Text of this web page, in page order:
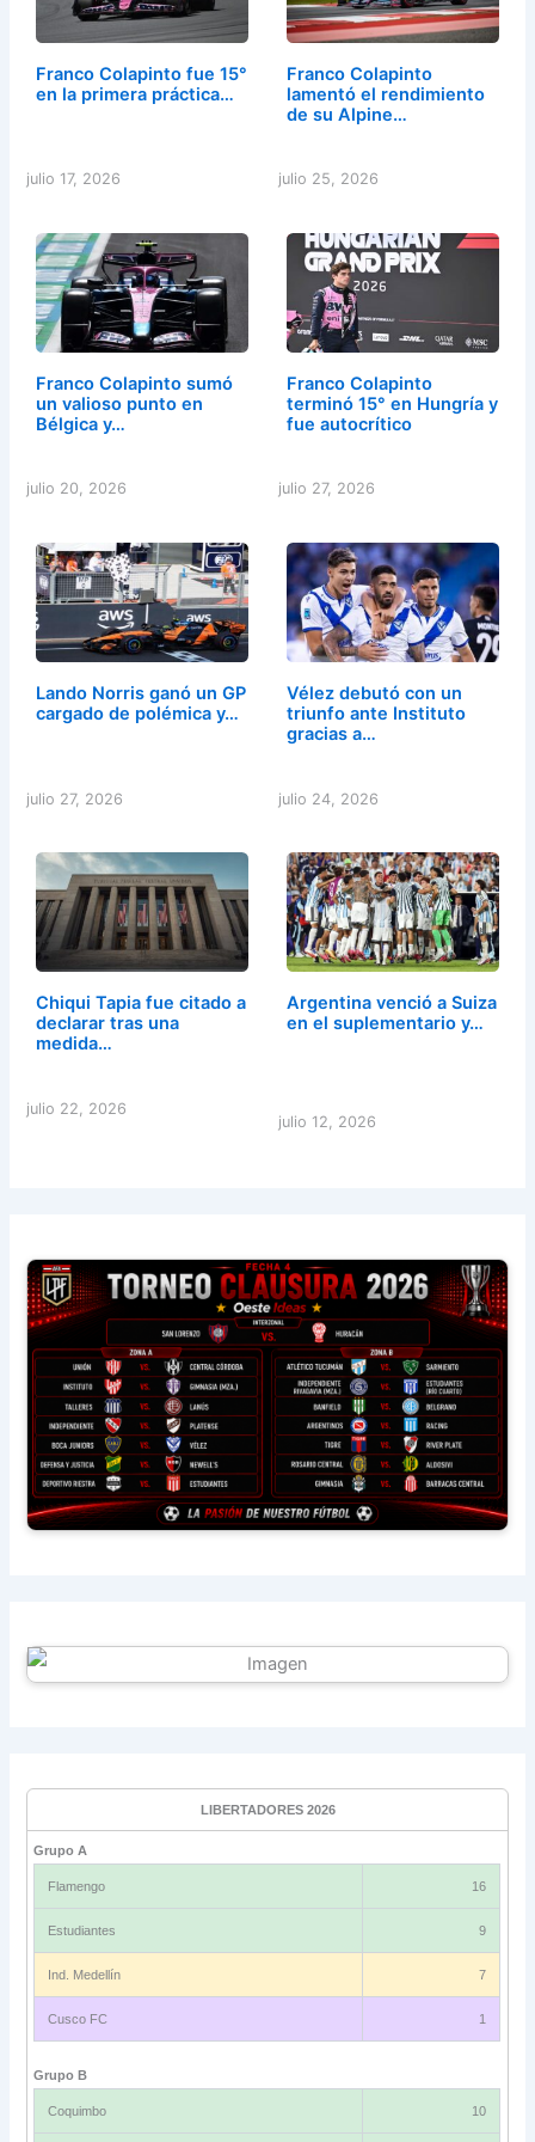
Franco Colapinto fue 15°
en la primera práctica…
julio 17, 2026
Franco Colapinto
lamentó el rendimiento
de su Alpine…
julio 25, 2026
Franco Colapinto sumó
un valioso punto en
Bélgica y…
julio 20, 2026
Franco Colapinto
terminó 15° en Hungría y
fue autocrítico
julio 27, 2026
Lando Norris ganó un GP
cargado de polémica y…
julio 27, 2026
Vélez debutó con un
triunfo ante Instituto
gracias a…
julio 24, 2026
Chiqui Tapia fue citado a
declarar tras una
medida…
julio 22, 2026
Argentina venció a Suiza
en el suplementario y…
julio 12, 2026
LIBERTADORES 2026
Grupo A
Flamengo 16
Estudiantes 9
Ind. Medellín 7
Cusco FC 1
Grupo B
Coquimbo 10